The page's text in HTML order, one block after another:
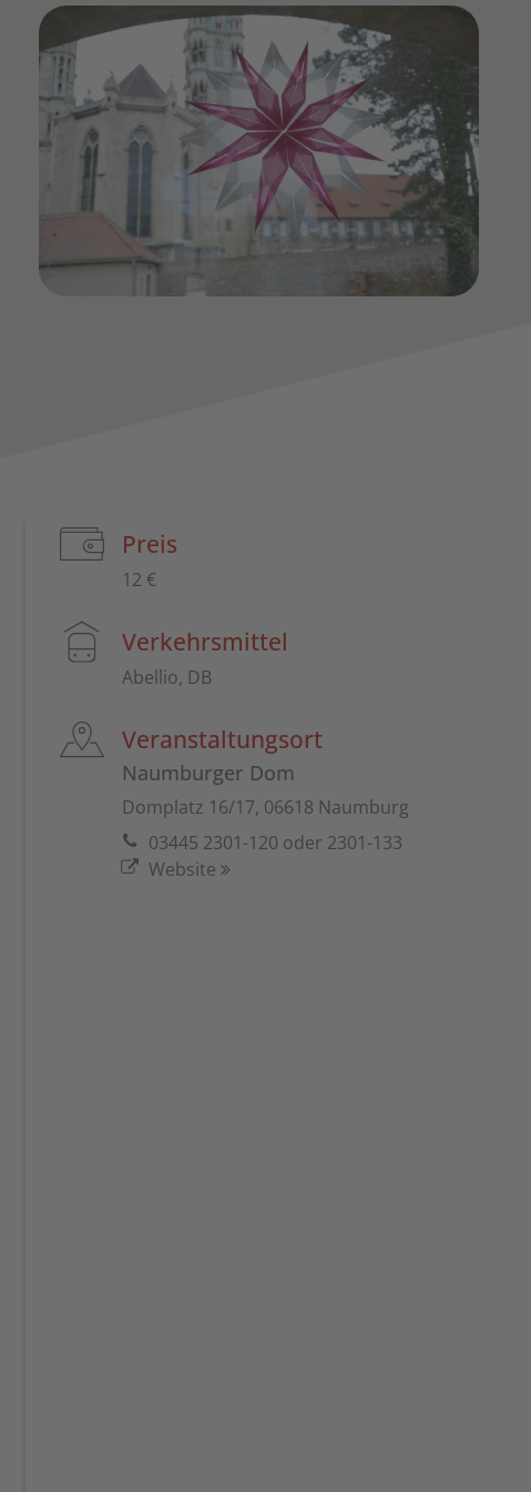
Preis
12 €
Verkehrsmittel
Abellio, DB
Veranstaltungsort
Naumburger Dom
Domplatz 16/17, 06618 Naumburg
03445 2301-120 oder 2301-133
Website